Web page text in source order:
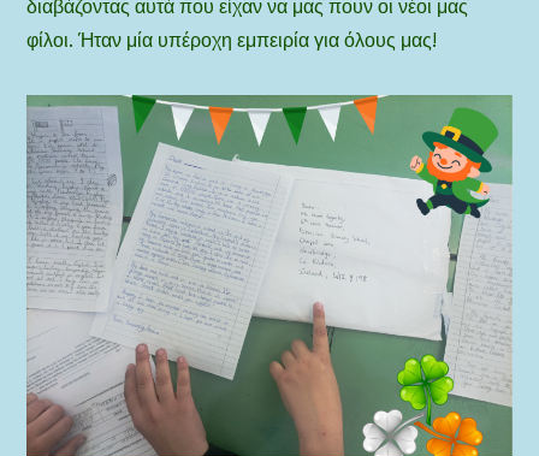
διαβάζοντας αυτά που είχαν να μας πουν οι νέοι μας
φίλοι.Ήταν μία υπέροχη εμπειρία για όλους μας!